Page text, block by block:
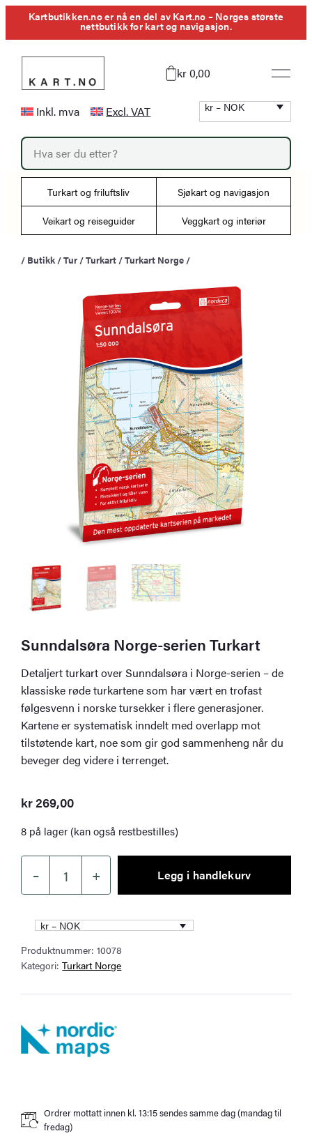
HoppKartbutikken.no er nå en del av Kart.no – Norges største
nettbutikk for kart og navigasjon.
kr 0,00
Inkl. mva Excl. VAT kr – NOK
P
o
d
t
r
Turkart og friluftsliv Sjøkart og navigasjon
Veikart og reiseguider Veggkart og interiør
/ Butikk /Tur /Turkart /Turkart Norge /
Sunndalsøra Norge-serien Turkart
Detaljert turkart over Sunndalsøra i Norge-serien – de
klassiske røde turkartene som har vært en trofast
følgesvenn i norske tursekker i flere generasjoner.
Kartene er systematisk inndelt med overlapp mot
tilstøtende kart, noe som gir god sammenheng når du
beveger deg videre i terrenget.
kr269,00
8 på lager (kan også restbestilles)
–
Sunndalsøra
serien
Turkart
antall
+ Legg i handlekurv
kr – NOK
Produktnummer:10078
Kategori:Turkart Norge
Ordrer mottatt innen kl. 13:15 sendes samme dag (mandag til
fredag)